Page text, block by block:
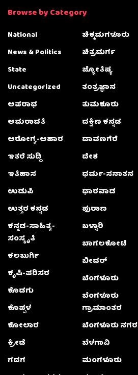
Browse by Category
National
News & Politics
State
Uncategorized
ಅಪರಾಧ
ಅಮರಾವತಿ
ಆರೋಗ್ಯ-ಆಹಾರ
ಇತರೆ ಸುದ್ದಿ
ಇತಿಹಾಸ
ಉಡುಪಿ
ಉತ್ತರ ಕನ್ನಡ
ಕನ್ನಡ-ಸಾಹಿತ್ಯ-
ಸಂಸ್ಕೃತಿ
ಕಲಬುರ್ಗಿ
ಕೃಷಿ-ಪರಿಸರ
ಕೊಡಗು
ಕೊಪ್ಪಳ
ಕೋಲಾರ
ಕ್ರೀಡೆ
ಗದಗ
ಚಿಕ್ಕಮಗಳೂರು
ಚಿತ್ರದುರ್ಗ
ಜ್ಯೋತಿಷ್ಯ
ತಂತ್ರಜ್ಞಾನ
ತುಮಕೂರು
ದಕ್ಷಿಣ ಕನ್ನಡ
ದಾವಣಗೆರೆ
ದೇಶ
ಧರ್ಮ-ಸನಾತನ
ಧಾರವಾಡ
ಪುರಾಣ
ಬಳ್ಳಾರಿ
ಬಾಗಲಕೋಟೆ
ಬೀದರ್
ಬೆಂಗಳೂರು
ಬೆಂಗಳೂರು
ಗ್ರಾಮಾಂತರ
ಬೆಂಗಳೂರು ನಗರ
ಬೆಳಗಾವಿ
ಮಂಗಳೂರು